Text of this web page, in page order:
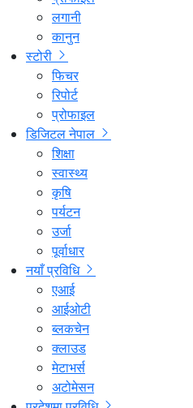
लगानी
कानुन
स्टोरी
फिचर
रिपोर्ट
प्रोफाइल
डिजिटल नेपाल
शिक्षा
स्वास्थ्य
कृषि
पर्यटन
उर्जा
पूर्वाधार
नयाँ प्रविधि
एआई
आईओटी
ब्लकचेन
क्लाउड
मेटाभर्स
अटोमेसन